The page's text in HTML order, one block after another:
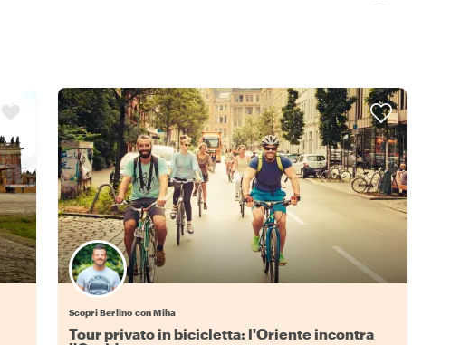
Scopri Berlino con Miha
Tour privato in bicicletta: l'Oriente incontra